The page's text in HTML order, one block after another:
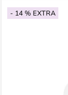
- 14 % EXTRA
Skip
to